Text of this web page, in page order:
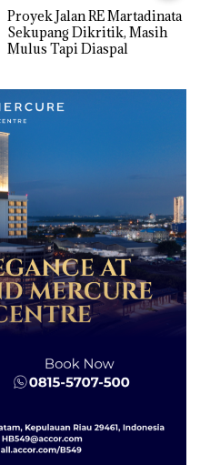
Proyek Jalan RE Martadinata
Sekupang Dikritik, Masih
Mulus Tapi Diaspal